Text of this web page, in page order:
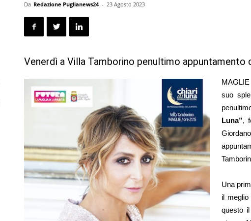
Da Redazione Puglianews24 - 23 Agosto 2023
Venerdì a Villa Tamborino penultimo appuntamento
suo
Luna”,
Una
il meglio
questo